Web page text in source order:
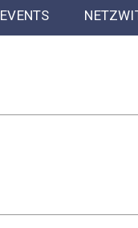
EVENTS